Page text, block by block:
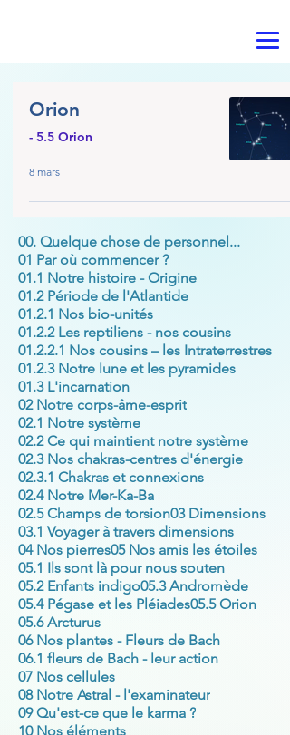
Orion
- 5.5 Orion
8 mars
00. Quelque chose de personnel...
01 Par où commencer ?
01.1 Notre histoire - Origine
01.2 Période de l'Atlantide
01.2.1 Nos bio-unités
01.2.2 Les reptiliens - nos cousins
01.2.2.1 Nos cousins – les Intraterrestres
01.2.3 Notre lune et les pyramides
01.3 L'incarnation
02 Notre corps-âme-esprit
02.1 Notre système
02.2 Ce qui maintient notre système
02.3 Nos chakras-centres d'énergie
02.3.1 Chakras et connexions
02.4 Notre Mer-Ka-Ba
02.5 Champs de torsion03 Dimensions
03.1 Voyager à travers dimensions
04 Nos pierres05 Nos amis les étoiles
05.1 Ils sont là pour nous souten
05.2 Enfants indigo05.3 Andromède
05.4 Pégase et les Pléiades05.5 Orion
05.6 Arcturus
06 Nos plantes - Fleurs de Bach
06.1 fleurs de Bach - leur action
07 Nos cellules
08 Notre Astral - l'examinateur
09 Qu'est-ce que le karma ?
10 Nos éléments